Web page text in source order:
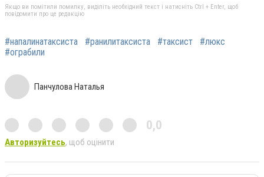
Якщо ви помітили помилку, виділіть необхідний текст і натисніть Ctrl + Enter, щоб
повідомити про це редакцію
#напалинатаксиста #ранилитаксиста #таксист
#люкс
#ограбили
Панчулова Наталья
0,0
Авторизуйтесь, щоб оцінити